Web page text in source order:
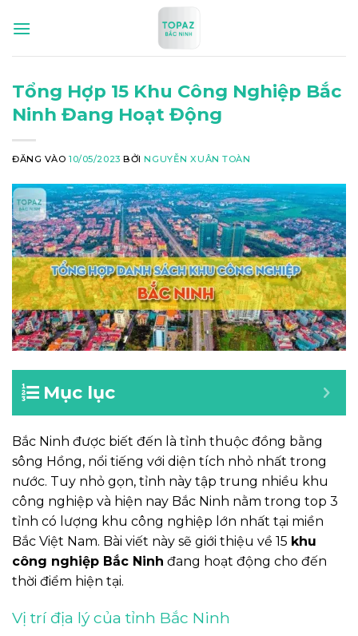
qua
Tổng Hợp 15 Khu Công Nghiệp Bắc
Ninh Đang Hoạt Động
ĐĂNG VÀO10/05/2023 BỞINGUYỄN XUÂN TOÀN
Mục lục
Bắc Ninh được biết đến là tỉnh thuộc đồng bằng
sông Hồng, nổi tiếng với diện tích nhỏ nhất trong
nước. Tuy nhỏ gọn, tỉnh này tập trung nhiều khu
công nghiệp và hiện nay Bắc Ninh nằm trong top 3
tỉnh có lượng khu công nghiệp lớn nhất tại miền
Bắc Việt Nam. Bài viết này sẽ giới thiệu về 15 khu
công nghiệp Bắc Ninh đang hoạt động cho đến
thời điểm hiện tại.
Vị trí địa lý của tỉnh Bắc Ninh